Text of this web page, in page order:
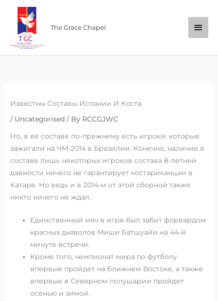
The Grace Chapel
Main
Известны Составы Испании И Коста
/ Uncategorised / By RCCGJWC
Но, в её составе по-прежнему есть игроки, которые
зажигали на ЧМ-2014 в Бразилии. Конечно, наличие в
составе лишь некоторых игроков состава 8-летней
давности ничего не гарантирует костариканцам в
Катаре. Но ведь и в 2014-м от этой сборной также
никто ничего не ждал.
Единственный мяч в игре был забит форвардом
красных дьяволов Миши Батшуайи на 44-й
минуте встречи.
Кроме того, чемпионат мира по футболу
впервые пройдёт на Ближнем Востоке, а также
впервые в Северном полушарии пройдет
осенью и зимой.